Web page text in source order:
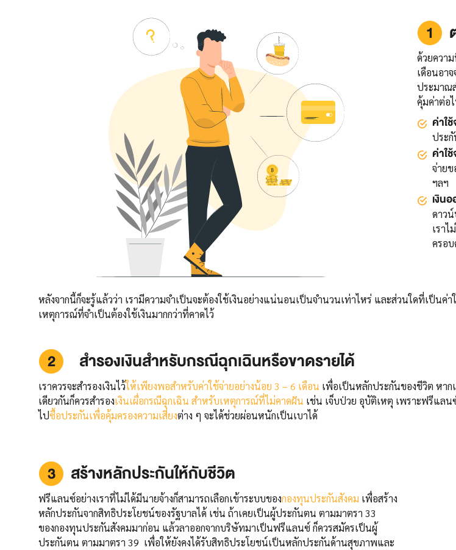
ด้วยควา
เดือนอา
ประมาณ
คุ้มค่าต่อ
ค่าใ
ประ
ค่าใ
จ่ายข
ฯลฯ
เงิน
ดาว
เรา
ครอ
หลังจากนี้ก็จะรู้แล้วว่า เรามีความจำเป็นจะต้องใช้เงินอย่างแน่นอนเป็นจำนวนเท่าไหร่ และส่วนใดที่เป็นค่
เหตุการณ์ที่จำเป็นต้องใช้เงินมากกว่าที่คาดไว้
สำรองเงินสำหรับกรณีฉุกเฉินหรือขาดรายได้
เราควรจะสำรองเงินไว้ให้เพียงพอสำหรับค่าใช้จ่ายอย่างน้อย 3 – 6 เดือน เพื่อเป็นหลักประกันของชีวิต หาก
เดียวกันก็ควรสำรองเงินเผื่อกรณีฉุกเฉิน สำหรับเหตุการณ์ที่ไม่คาดฝัน เช่น เจ็บป่วย อุบัติเหตุ เพราะฟรีแลน
ไปซื้อประกันเพื่อคุ้มครองความเสี่ยงต่าง ๆ จะได้ช่วยผ่อนหนักเป็นเบาได้
สร้างหลักประกันให้กับชีวิต
ฟรีแลนซ์อย่างเราที่ไม่ได้มีนายจ้างก็สามารถเลือกเข้าระบบของกองทุนประกันสังคม เพื่อสร้าง
หลักประกันจากสิทธิประโยชน์ของรัฐบาลได้ เช่น ถ้าเคยเป็นผู้ประกันตน ตามมาตรา 33
ของกองทุนประกันสังคมมาก่อน แล้วลาออกจากบริษัทมาเป็นฟรีแลนซ์ ก็ควรสมัครเป็นผู้
ประกันตน ตามมาตรา 39 เพื่อให้ยังคงได้รับสิทธิประโยชน์เป็นหลักประกันด้านสุขภาพและ